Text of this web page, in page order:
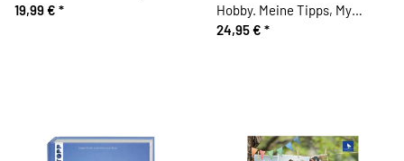
19,99 € *
Hobby. Meine Tipps, My
Overlock Verlag
24,95 € *